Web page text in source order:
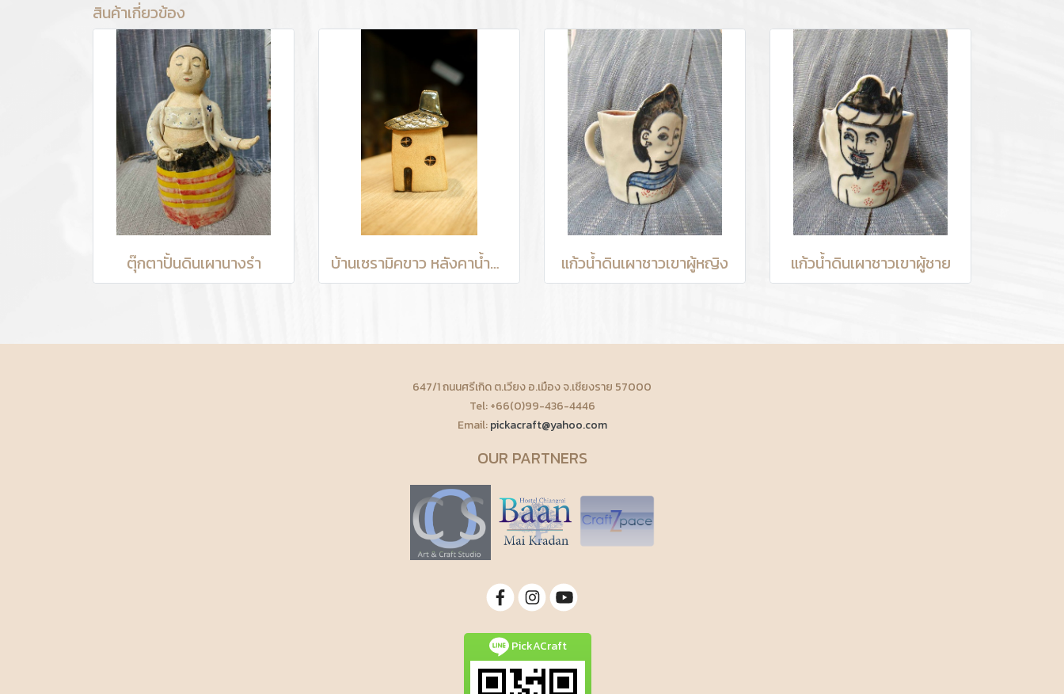
สินค้าเกี่ยวข้อง
ตุ๊กตาปั้นดินเผานางรำ บ้านเซรามิคขาว หลังคาน้ำตาล แก้วน้ำดินเผาชาวเขาผู้หญิง แก้วน้ำดินเผาชาวเขาผู้ชาย
647/1 ถนนศรีเกิด ต.เวียง อ.เมือง จ.เชียงราย 57000
Tel: +66(0)99-436-4446
Email:pickacraft@yahoo.com
OUR PARTNERS
PickACraft